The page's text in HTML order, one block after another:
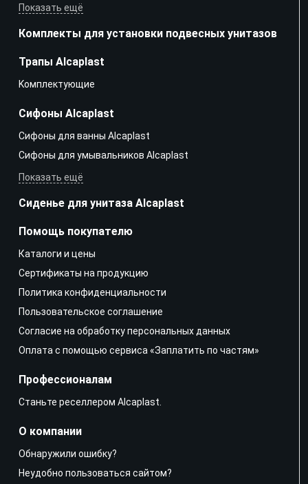
Показать ещё
Комплекты для установки подвесных унитазов
Трапы Alcaplast
Kомплектующие
Сифоны Alcaplast
Сифоны для ванны Alcaplast
Сифоны для умывальников Alcaplast
Показать ещё
Сиденье для унитаза Alcaplast
Помощь покупателю
Каталоги и цены
Сертификаты на продукцию
Политика конфиденциальности
Пользовательское соглашение
Согласие на обработку персональных данных
Оплата с помощью сервиса «Заплатить по частям»
Профессионалам
Станьте реселлером Alcaplast.
О компании
Обнаружили ошибку?
Неудобно пользоваться сайтом?